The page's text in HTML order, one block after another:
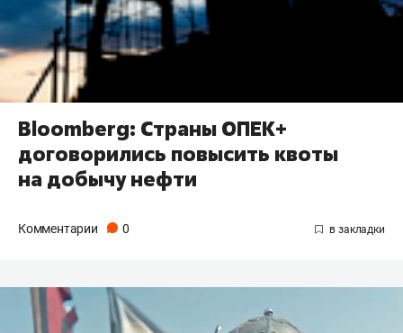
Bloomberg: Страны ОПЕК+
договорились повысить квоты
на добычу нефти
Комментарии 0